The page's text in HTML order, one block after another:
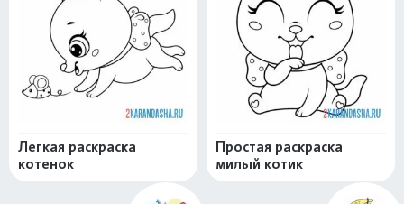
Легкая раскраска
котенок
Простая раскраска
милый котик